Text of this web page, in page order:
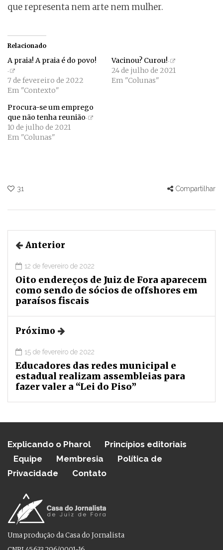
que representa nem arte nem mulher.
Relacionado
A praia! A praia é do povo!
7 de fevereiro de 2022
Em "Contexto"
Vacinou? Curou!
24 de julho de 2021
Em "Colunas"
Procura-se um emprego
que não tenha reunião
10 de julho de 2021
Em "Colunas"
31 Compartilhar
Anterior
12 de fevereiro de 2022
Oito endereços de Juiz de Fora aparecem
como sendo de sócios de offshores em
paraísos fiscais
Próximo
15 de fevereiro de 2022
Educadores das redes municipal e
estadual realizam assembleias para
fazer valer a “Lei do Piso”
Explicando o Pharol
Princípios editoriais
Equipe
Membresia
Política de
Privacidade
Contato
Uma produção da Casa do Jornalista